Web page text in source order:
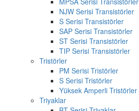
NJW Serisi Transistörler
S Serisi Transistörler
SAP Serisi Transistörler
ST Serisi Transistörler
TIP Serisi Transistörler
Tristörler
PM Serisi Tristörler
S Serisi Tristörler
Yüksek Amperli Tristörler
Triyaklar